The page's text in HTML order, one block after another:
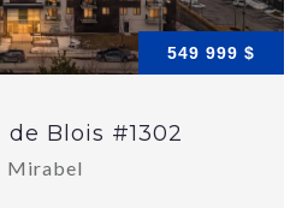
549 999 $
de Blois #1302
Mirabel